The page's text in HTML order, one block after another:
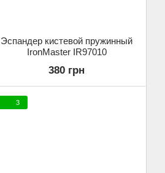
Эспандер кистевой пружинный
IronMaster IR97010
380 грн
3